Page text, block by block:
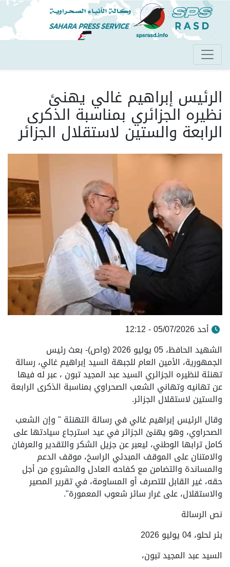
تجاوز
إلى
المحتوى
الرئيسي
الرئيس إبراهيم غالي يهنئ
نظيره الجزائري بمناسبة الذكرى
الرابعة والستين لاستقلال الجزائر
أحد 05/07/2026 - 12:12
الشهيد الحافظ، 05 يوليو 2026 (واص)- بعث رئيس
الجمهورية، الأمين العام للجبهة السيد إبراهيم غالي، رسالة
تهنئة لنظيره الجزائري السيد عبد المجيد تبون ، عبر له فيها
عن تهانيه وتهاني الشعب الصحراوي بمناسبة الذكرى الرابعة
والستين لاستقلال الجزائر.
وقال الرئيس إبراهيم غالي في رسالة التهنئة " وإن الشعب
الصحراوي، وهو يهنئ الجزائر في عيد استرجاع سيادتها على
كامل ترابها الوطني، ليعبر عن جزيل الشكر والتقدير والعرفان
والامتنان على الموقف المبدئي الراسخ، موقف الدعم
والمساندة والتضامن مع كفاحه العادل والمشروع من أجل
حقه، غير القابل للتصرف أو المساومة، في تقرير المصير
والاستقلال، على غرار سائر شعوب المعمورة".
نص الرسالة
بئر لحلو، 04 يوليو 2026
السيد عبد المجيد تبون،